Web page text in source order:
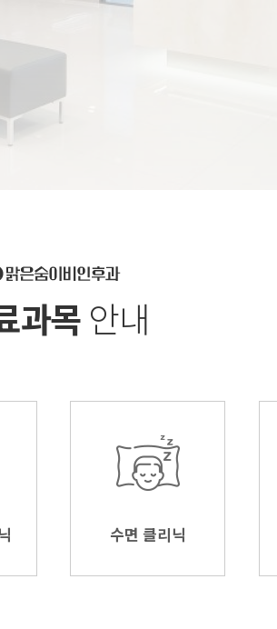
과목 안내
수면 클리닉